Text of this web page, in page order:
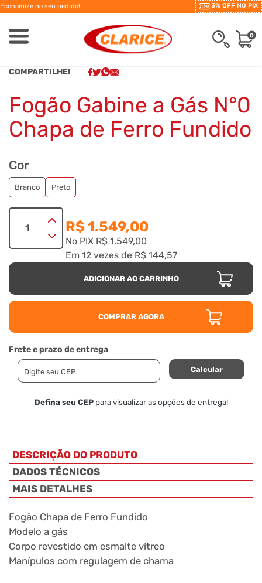
Economize no seu pedido! 3% OFF NO PIX
0
COMPARTILHE!
Fogão Gabine a Gás N°0
Chapa de Ferro Fundido
Cor
Branco Preto
R$ 1.549,00
No PIX R$ 1.549,00
Em 12 vezes de R$ 144,57
ADICIONAR AO CARRINHO
COMPRAR AGORA
Frete e prazo de entrega
Calcular
Defina seu CEPpara visualizar as opções de entrega!
DESCRIÇÃO DO PRODUTO
DADOS TÉCNICOS
MAIS DETALHES
Fogão Chapa de Ferro Fundido
Modelo a gás
Corpo revestido em esmalte vítreo
Manípulos com regulagem de chama